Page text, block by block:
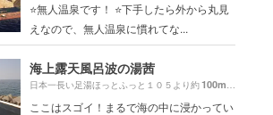
⭐️無人温泉です！ ⭐️下手したら外から丸見
えなので、無人温泉に慣れてな...
海上露天風呂波の湯茜
日本一長い足湯ほっとふっと１０５より約100m （徒歩2分）
ここはスゴイ！まるで海の中に浸かってい